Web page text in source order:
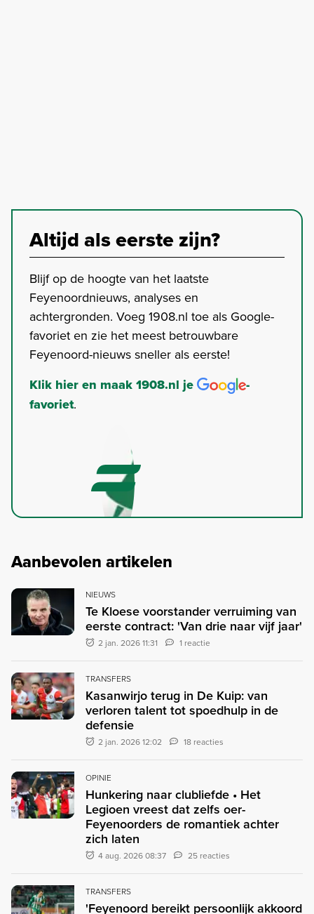
Altijd als eerste zijn?
Blijf op de hoogte van het laatste
Feyenoordnieuws, analyses en
achtergronden. Voeg 1908.nl toe als Google-
favoriet en zie het meest betrouwbare
Feyenoord-nieuws sneller als eerste!
Klik hier en maak 1908.nl je
-
favoriet.
Aanbevolen artikelen
NIEUWS
Te Kloese voorstander verruiming van
eerste contract: 'Van drie naar vijf jaar'
2 jan. 2026 11:31 1 reactie
TRANSFERS
Kasanwirjo terug in De Kuip: van
verloren talent tot spoedhulp in de
defensie
2 jan. 2026 12:02 18 reacties
OPINIE
Hunkering naar clubliefde • Het
Legioen vreest dat zelfs oer-
Feyenoorders de romantiek achter
zich laten
4 aug. 2026 08:37 25 reacties
TRANSFERS
'Feyenoord bereikt persoonlijk akkoord